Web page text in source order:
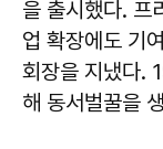
을 출시했다. 프
업 확장에도 기
회장을 지냈다.
해 동서벌꿀을